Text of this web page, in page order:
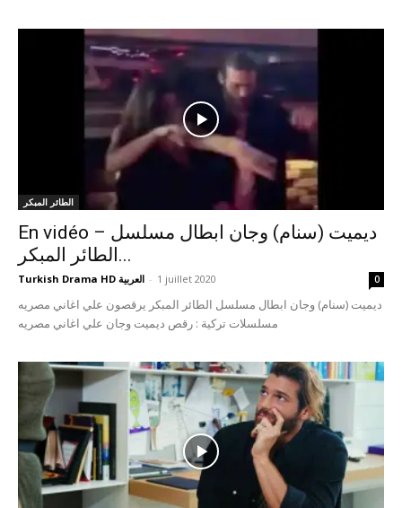
الطائر المبكر
En vidéo – ديميت (سنام) وجان ابطال مسلسل
الطائر المبكر...
Turkish Drama HD العربية - 1 juillet 2020 0
ديميت (سنام) وجان ابطال مسلسل الطائر المبكر يرقصون علي اغاني مصريه
مسلسلات تركية : رقص ديميت وجان علي اغاني مصريه